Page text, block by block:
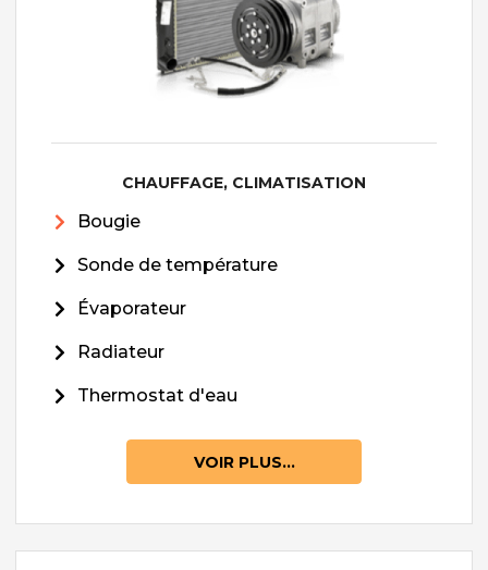
CHAUFFAGE, CLIMATISATION
Bougie
Sonde de température
Évaporateur
Radiateur
Thermostat d'eau
VOIR PLUS...